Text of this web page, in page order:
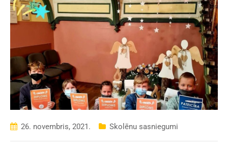
26. novembris, 2021. Skolēnu sasniegumi